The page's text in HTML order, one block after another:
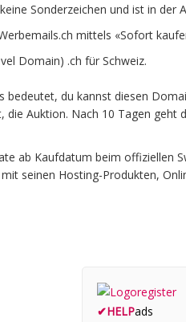
Sonderzeichen und ist in der
mittels «Sofort
Domain) .ch für Schweiz.
du kannst diesen
Auktion. Nach 10 Tagen geht
ab Kaufdatum beim offiziellen
seinen Hosting-Produkten,
✔HELPads